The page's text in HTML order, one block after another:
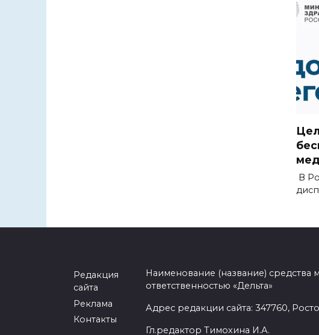
В
Редакция
сайта
Реклама
Контакты
Наименование (название)
ответственностью «Дельта»
Адрес редакции сайта: 347760,
Гл.редактор Тимохина И.А.